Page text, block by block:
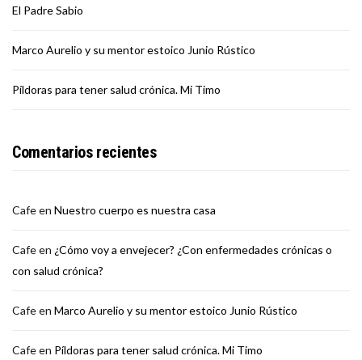
El Padre Sabio
Marco Aurelio y su mentor estoico Junio Rústico
Píldoras para tener salud crónica. Mi Timo
Comentarios recientes
Cafeen Nuestro cuerpo es nuestra casa
Cafeen ¿Cómo voy a envejecer? ¿Con enfermedades crónicas o
con salud crónica?
Cafeen Marco Aurelio y su mentor estoico Junio Rústico
Cafeen Píldoras para tener salud crónica. Mi Timo